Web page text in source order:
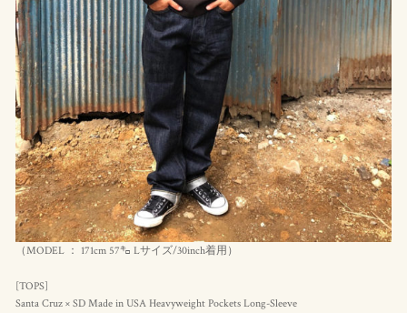
（MODEL ： 171cm 57㌔ Lサイズ/30inch着用）
[TOPS]
Santa Cruz × SD Made in USA Heavyweight Pockets Long-Sleeve